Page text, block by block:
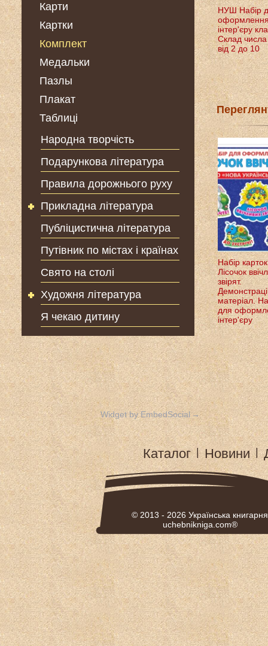
Карти
Картки
Комплект
Медальки
Пазлы
Плакат
Таблиці
Народна творчість
Подарункова література
Правила дорожнього руху
Прикладна література
Публіцистична література
Путівник по містах і країнах
Свято на столі
Художня література
Я чекаю дитину
Widget by EmbedSocial→
НУШ Набір
інтер'єру
Склад
від 2 до 10
Набір
Лісочок
звірят.
матеріал.
для
інтер'єру
Каталог | Новини |
© 2013 - 2026 Українська книгарня
uchebnikniga.com®